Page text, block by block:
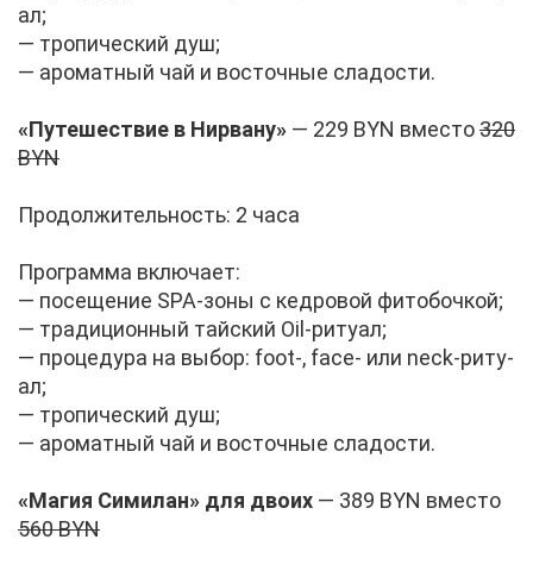
ал;
— тро­пи­че­ский душ;
— аро­мат­ный чай и во­сточ­ные сла­до­сти.
«Пу­те­ше­ствие в Нир­ва­ну» — 229 BYN вме­сто320
BYN
Про­дол­жи­тель­ность: 2 ча­са
Про­грам­ма вклю­ча­ет:
— по­се­ще­ние SPA-зо­ны с кед­ро­вой фи­то­боч­кой;
— тра­ди­ци­он­ный тай­ский Oil-ри­ту­ал;
— про­це­ду­ра на вы­бор: foot-, face- или neck-ри­ту­
ал;
— тро­пи­че­ский душ;
— аро­мат­ный чай и во­сточ­ные сла­до­сти.
«Ма­гия Си­ми­лан» для дво­их — 389 BYN вме­сто
560 BYN